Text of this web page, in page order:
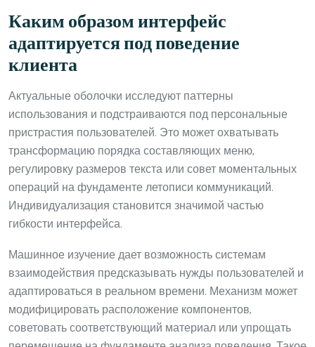
Каким образом интерфейс
адаптируется под поведение
клиента
Актуальные оболочки исследуют паттерны
использования и подстраиваются под персональные
пристрастия пользователей. Это может охватывать
трансформацию порядка составляющих меню,
регулировку размеров текста или совет моментальных
операций на фундаменте летописи коммуникаций.
Индивидуализация становится значимой частью
гибкости интерфейса.
Машинное изучение дает возможность системам
взаимодействия предсказывать нужды пользователей и
адаптироваться в реальном времени. Механизм может
модифицировать расположение компонентов,
советовать соответствующий материал или упрощать